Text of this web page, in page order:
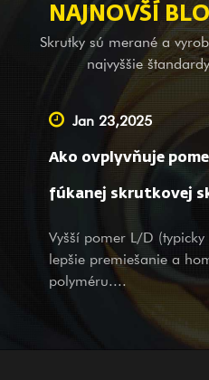
medzinárodnými normami.
niklu (najnovšia 3# oceľ) je
produktov; je použiteľný pre
(PTA). Okrem poskytovania
kompletné strojárske
popredným dodávateľom
geodézii a mapovaní, ako aj
malé spoločnosti doma. Bez
existujúcim partnerom alebo
produktmi a službami
našimi úprimnými a
NAJNOVŠÍ
Skrutky sú merané a
najvyššie
Jan 23,2025
Ako ovplyvňuje
fúkanej skrutkovej
vlastnosti filmu?
Vyšší pomer L/D
lepšie premiešanie a
polyméru....